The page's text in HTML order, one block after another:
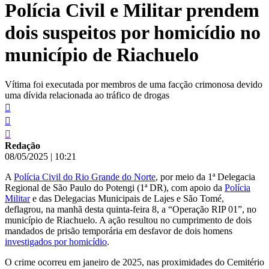
conteúdo
Polícia Civil e Militar prendem
dois suspeitos por homicídio no
município de Riachuelo
Vítima foi executada por membros de uma facção crimonosa devido
uma dívida relacionada ao tráfico de drogas
Redação
08/05/2025 | 10:21
A Polícia Civil do Rio Grande do Norte, por meio da 1ª Delegacia
Regional de São Paulo do Potengi (1ª DR), com apoio da Polícia
Militare das Delegacias Municipais de Lajes e São Tomé,
deflagrou, na manhã desta quinta-feira 8, a “Operação RIP 01”, no
município de Riachuelo. A ação resultou no cumprimento de dois
mandados de prisão temporária em desfavor de dois homens
investigados por homicídio.
O crime ocorreu em janeiro de 2025, nas proximidades do Cemitério